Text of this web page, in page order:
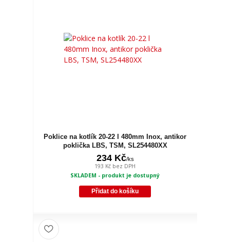
Poklice na kotlík 20-22 l 480mm Inox, antikor
poklička LBS, TSM, SL254480XX
234 Kč/ks
193 Kč bez DPH
SKLADEM - produkt je dostupný
Přidat do košíku